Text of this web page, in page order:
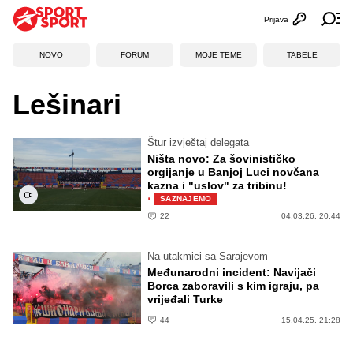
Otvori
Prijava
NOVO FORUM MOJE TEME TABELE
Lešinari
Štur izvještaj delegata
Ništa novo: Za šovinističko
orgijanje u Banjoj Luci novčana
kazna i "uslov" za tribinu!
·
SAZNAJEMO
22
04.03.26. 20:44
Na utakmici sa Sarajevom
Međunarodni incident: Navijači
Borca zaboravili s kim igraju, pa
vrijeđali Turke
44 15.04.25. 21:28